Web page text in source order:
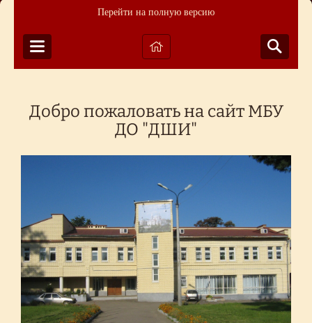
Перейти на полную версию
Добро пожаловать на сайт МБУ
ДО "ДШИ"